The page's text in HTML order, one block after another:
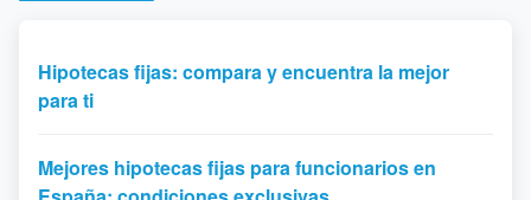
Hipotecas fijas: compara y encuentra la mejor
para ti
Mejores hipotecas fijas para funcionarios en